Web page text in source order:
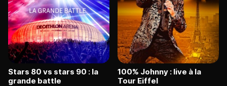
Stars 80 vs stars 90 : la
grande battle
100% Johnny : live à la
Tour Eiffel